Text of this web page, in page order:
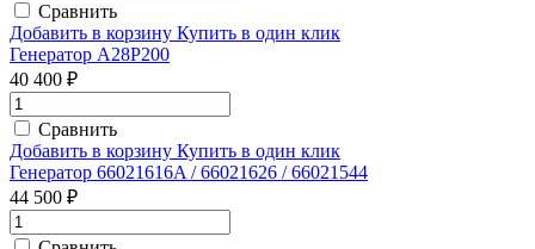
Сравнить
Добавить в корзину Купить в один клик
Генератор A28P200
40 400 ₽
Сравнить
Добавить в корзину Купить в один клик
Генератор 66021616A / 66021626 / 66021544
44 500 ₽